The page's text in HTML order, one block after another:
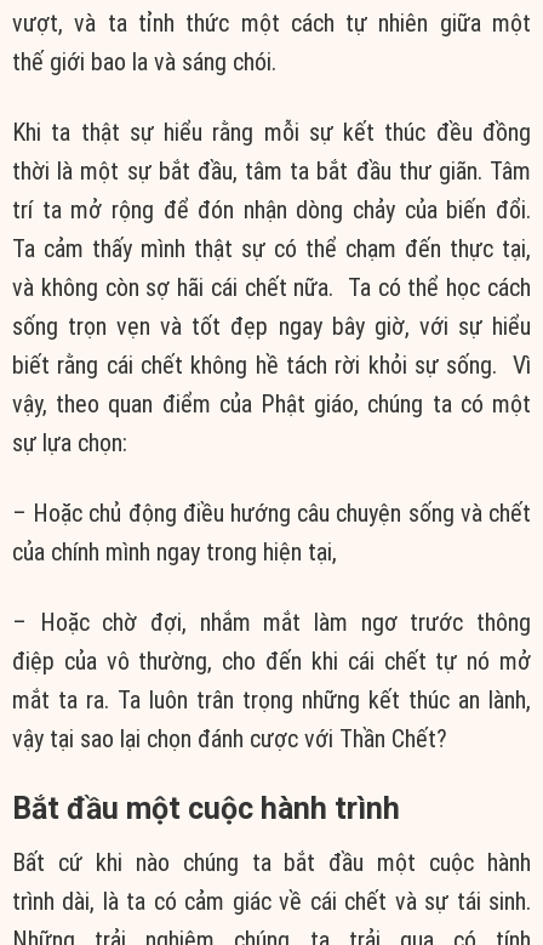
vượt, và ta tỉnh thức một cách tự nhiên giữa một
thế giới bao la và sáng chói.
Khi ta thật sự hiểu rằng mỗi sự kết thúc đều đồng
thời là một sự bắt đầu, tâm ta bắt đầu thư giãn. Tâm
tríta mở rộng để đón nhận dòng chảy của biến đổi.
Ta cảm thấy mình thật sự có thể chạm đến thực tại,
và không còn sợ hãi cái chết nữa. Ta có thể học cách
sống trọn vẹn và tốt đẹp ngay bây giờ, với sự hiểu
biết rằng cái chết không hề tách rời khỏi sự sống. Vì
vậy, theo quan điểm của Phật giáo, chúng tacó một
sự lựa chọn:
– Hoặc chủ động điều hướng câu chuyện sống và chết
của chính mình ngay trong hiện tại,
– Hoặc chờ đợi, nhắm mắt làm ngơ trước thông
điệp của vô thường, cho đến khi cái chết tự nó mở
mắt ta ra. Ta luôn trân trọng những kết thúc an lành,
vậy tại sao lại chọn đánh cược với Thần Chết?
Bắt đầu một cuộc hành trình
Bất cứ khi nào chúng tabắt đầu một cuộc hành
trình dài, là ta có cảm giácvề cái chết và sự tái sinh.